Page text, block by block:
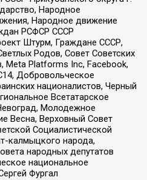
Народное
Народное движение
РСФСР СССР
Штурм, Граждане СССР,
Родов, Совет Советских
Meta Platforms Inc, Facebook,
Добровольческое
националистов, Черный
Всетатарское
Молодежное
Весна, Верховный Совет
Социалистической
калмыцкого народа,
народных депутатов
национальное
Фургал